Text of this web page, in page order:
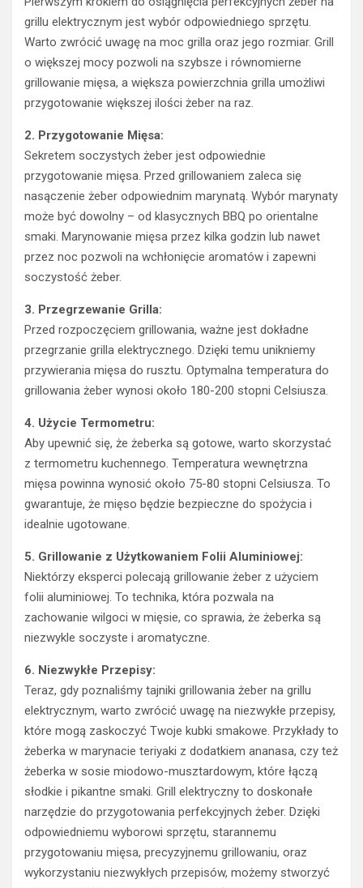
grillu elektrycznym jest wybór odpowiedniego sprzętu.
Warto zwrócić uwagę na moc grilla oraz jego rozmiar. Grill
o większej mocy pozwoli na szybsze i równomierne
grillowanie mięsa, a większa powierzchnia grilla umożliwi
przygotowanie większej ilości żeber na raz.
2. Przygotowanie Mięsa:
Sekretem soczystych żeber jest odpowiednie
przygotowanie mięsa. Przed grillowaniem zaleca się
nasączenie żeber odpowiednim marynatą. Wybór marynaty
może być dowolny – od klasycznych BBQ po orientalne
smaki. Marynowanie mięsa przez kilka godzin lub nawet
przez noc pozwoli na wchłonięcie aromatów i zapewni
soczystość żeber.
3. Przegrzewanie Grilla:
Przed rozpoczęciem grillowania, ważne jest dokładne
przegrzanie grilla elektrycznego. Dzięki temu unikniemy
przywierania mięsa do rusztu. Optymalna temperatura do
grillowania żeber wynosi około 180-200 stopni Celsiusza.
4. Użycie Termometru:
Aby upewnić się, że żeberka są gotowe, warto skorzystać
z termometru kuchennego. Temperatura wewnętrzna
mięsa powinna wynosić około 75-80 stopni Celsiusza. To
gwarantuje, że mięso będzie bezpieczne do spożycia i
idealnie ugotowane.
5. Grillowanie z Użytkowaniem Folii Aluminiowej:
Niektórzy eksperci polecają grillowanie żeber z użyciem
folii aluminiowej. To technika, która pozwala na
zachowanie wilgoci w mięsie, co sprawia, że żeberka są
niezwykle soczyste i aromatyczne.
6. Niezwykłe Przepisy:
Teraz, gdy poznaliśmy tajniki grillowania żeber na grillu
elektrycznym, warto zwrócić uwagę na niezwykłe przepisy,
które mogą zaskoczyć Twoje kubki smakowe. Przykłady to
żeberka w marynacie teriyaki z dodatkiem ananasa, czy też
żeberka w sosie miodowo-musztardowym, które łączą
słodkie i pikantne smaki. Grill elektryczny to doskonałe
narzędzie do przygotowania perfekcyjnych żeber. Dzięki
odpowiedniemu wyborowi sprzętu, starannemu
przygotowaniu mięsa, precyzyjnemu grillowaniu, oraz
wykorzystaniu niezwykłych przepisów, możemy stworzyć